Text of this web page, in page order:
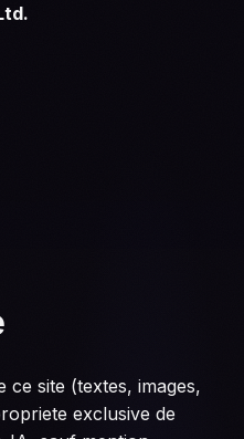
ce site (textes, images,
exclusive de